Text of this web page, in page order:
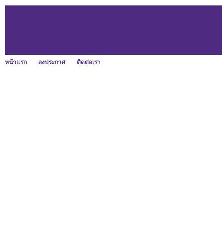
หน้าแรก ลงประกาศ ติดต่อเรา